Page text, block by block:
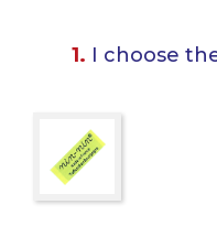
1. I choose